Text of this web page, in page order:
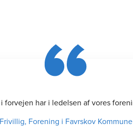
har i ledelsen af vores
Frivillig, Forening i Favrskov Kommune